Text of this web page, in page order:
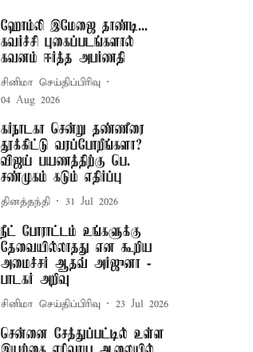
ஹோம்லி இமேஜை தாண்டி...
கவர்ச்சி புகைப்படங்களால்
கவனம் ஈர்த்த அபர்ணதி
சினிமா செய்திப்பிரிவு
04 Aug 2026
கர்நாடகா சென்று தண்ணீரை
தூக்கிட்டு வரப்போறீங்களா? –
விஜய் பயணத்திற்கு பெ.
சண்முகம் கடும் எதிர்ப்பு
தினத்தந்தி 31 Jul 2026
நீட் போராட்டம் உங்களுக்கு
தேவையில்லாதது என கூறிய
அமைச்சர் ஆதவ் அர்ஜுனா -
பாடகர் அறிவு
சினிமா செய்திப்பிரிவு 23 Jul 2026
சென்னை சேத்துப்பட்டில் உள்ள